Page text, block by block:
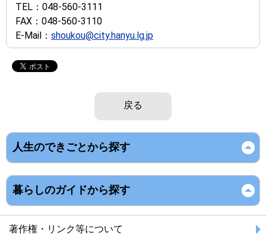
TEL： 048-560-3111
FAX： 048-560-3110
E-Mail： shoukou@city.hanyu.lg.jp
戻る
人生のできごとから探す
暮らしのガイドから探す
著作権・リンク等について